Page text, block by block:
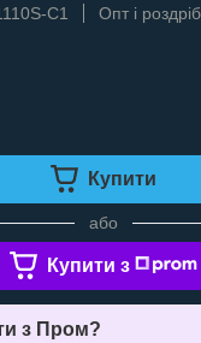
C1
Опт і роздріб
Купити
або
Купити з
з Пром?